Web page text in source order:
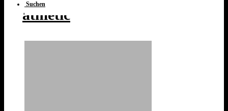
Suchen
athletic